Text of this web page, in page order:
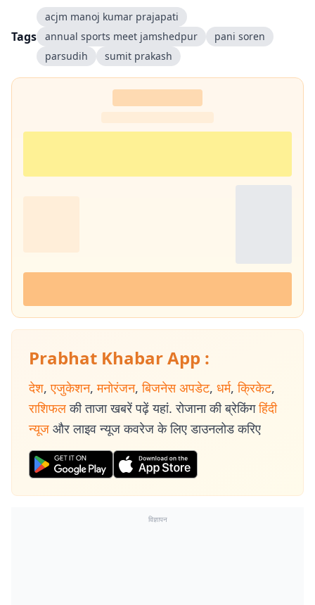
Tags
acjm manoj kumar prajapati
annual sports meet jamshedpur
pani soren
parsudih
sumit prakash
Prabhat Khabar App :
देश, एजुकेशन, मनोरंजन, बिजनेस अपडेट, धर्म, क्रिकेट,
राशिफल की ताजा खबरें पढ़ें यहां. रोजाना की ब्रेकिंग हिंदी
न्यूज और लाइव न्यूज कवरेज के लिए डाउनलोड करिए
विज्ञापन